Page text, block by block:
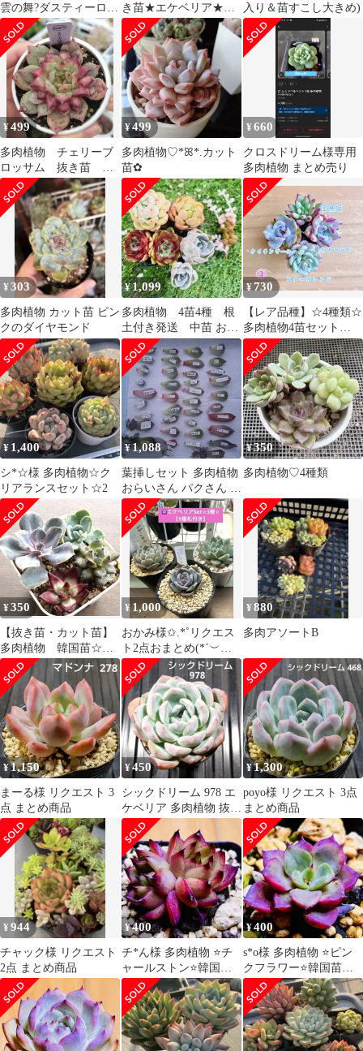
雲の舞?ダスティーロー
ズ
き苗★エケベリア★多
肉★多肉植物★寄せ植
え★
入り＆苗すこし大きめ)
¥499
多肉植物 チェリーブ
ロッサム 抜き苗 根
付き 鉢A-25
¥499
多肉植物♡*ꕤ*.カット
苗✿
¥660
クロスドリーム様専用
多肉植物 まとめ売り
¥303
多肉植物 カット苗 ピン
クのダイヤモンド
¥1,099
多肉植物 4苗4種 根
土付き発送 中苗 おま
けサンゴジュ錦群生1本
¥730
【レア品種】☆4種類☆
多肉植物4苗セット
土・根付き
¥ 1,400
シ*☆様 多肉植物☆ク
リアランスセット☆2
¥1,088
葉挿しセット 多肉植物
おらいさん パクさん 韓
国苗 レア入り
¥350
多肉植物♡4種類
¥350
【抜き苗・カット苗】
多肉植物 韓国苗☆４
種セット⑦
¥ 1,000
おかみ様✩.*˚リクエス
ト2点おまとめ(*´︶
`*)♡Thanks!
¥880
多肉アソートB
¥1,150
まーる様 リクエスト 3
点 まとめ商品
¥450
シックドリーム 978 エ
ケベリア 多肉植物 抜き
苗
¥1,300
poyo様 リクエスト 3点
まとめ商品
¥944
チャック様 リクエスト
2点 まとめ商品
¥400
チ*ん様 多肉植物 ⭐️チ
ャールストン⭐️韓国苗
育成 抜き苗 d133
¥400
s*o様 多肉植物 ⭐️ピン
クフラワー⭐️韓国苗育
成 抜き苗 d86